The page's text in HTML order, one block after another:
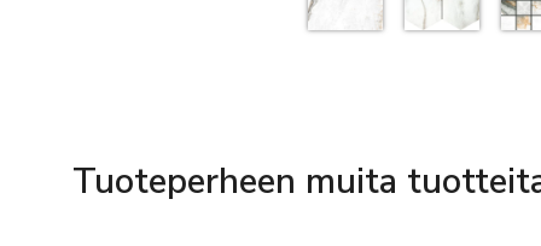
Tuoteperheen muita